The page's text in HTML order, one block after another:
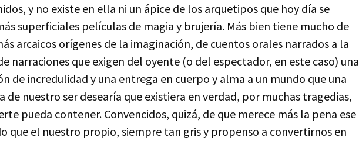
y no existe en ella ni un ápice de los arquetipos que hoy día se
superficiales películas de magia y brujería. Más bien tiene mucho de
arcaicos orígenes de la imaginación, de cuentos orales narrados a la
narraciones que exigen del oyente (o del espectador, en este caso) una
de incredulidad y una entrega en cuerpo y alma a un mundo que una
de nuestro ser desearía que existiera en verdad, por muchas tragedias,
pueda contener. Convencidos, quizá, de que merece más la pena ese
que el nuestro propio, siempre tan gris y propenso a convertirnos en